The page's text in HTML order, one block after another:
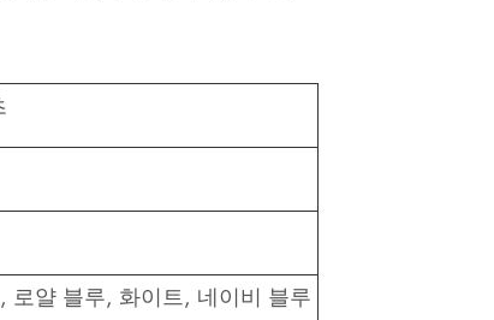
로얄 블루, 화이트, 네이비 블루